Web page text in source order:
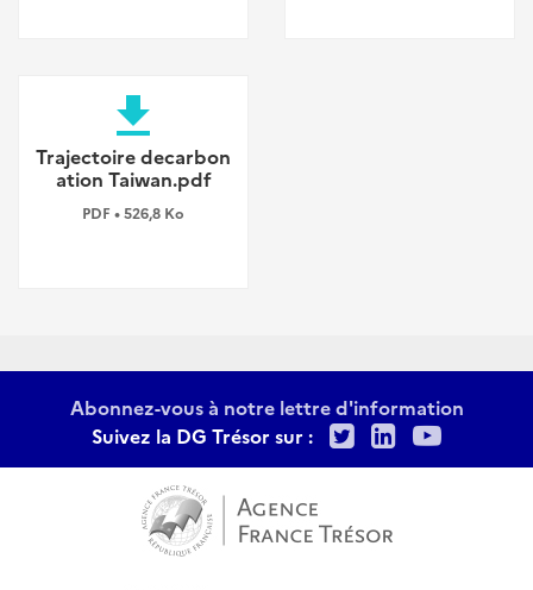
file_download
Trajectoire decarbon
ation Taiwan.pdf
PDF • 526,8 Ko
Abonnez-vous à notre lettre d'information
Suivez la DG Trésor sur :
TwitterLinkedIn